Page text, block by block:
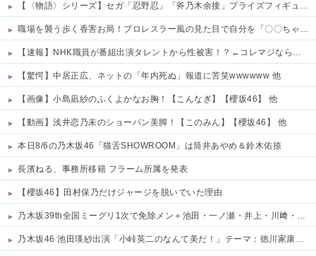
【〈物語〉シリーズ】セガ「忍野忍」「斧乃木余接」プライズフィギュア【彩色原型公開】
職場を襲う歩く香害お局！プロレスラー風の見た目で自分を「〇〇ちゃん」呼び、部下を鬱病で何人も潰してお菓子賄賂でウハウハwｗｗ
【速報】NHK職員が番組出演タレントから性被害！？←コレマジならヤバくねーか？
【驚愕】中居正広、ネットの「年内死ぬ」報道に苦笑wwwwww 他
【画像】小島凪紗のふくよかなお胸！【こんなぎ】【櫻坂46】 他
【動画】浅井恋乃未のショーパン美脚！【このみん】【櫻坂46】 他
本日8/6の乃木坂46「猫舌SHOWROOM」は筒井あやめ＆鈴木佑捺
長濱ねる、事務所移籍 フラーム所属を発表
【櫻坂46】田村保乃だけジャージを脱いでいた理由
乃木坂39th全国ミーグリ1次で免除メン＋池田・一ノ瀬・井上・川﨑・菅原・中西が全完売
乃木坂46 池田瑛紗出演「小峠英二のなんて美だ！」テーマ：徳川家康【2025.8.5 24:00〜 TOKYO MX】